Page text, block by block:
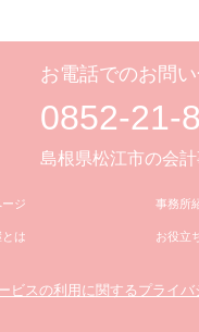
お電話でのお問
0852-21-
島根県松江市の会
ージ 事務所
は お役立
ビスの利用に関するプライバ